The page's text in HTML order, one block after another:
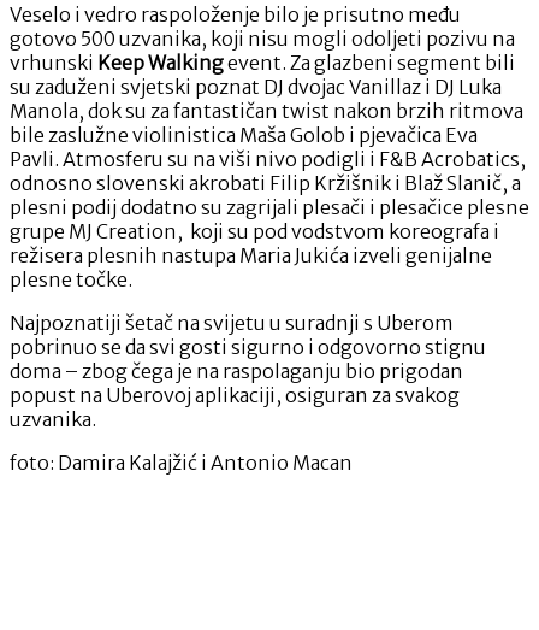
Veselo i vedro raspoloženje bilo je prisutno među
gotovo 500 uzvanika, koji nisu mogli odoljeti pozivu na
vrhunski Keep Walkingevent. Za glazbeni segment bili
su zaduženi svjetski poznat DJ dvojac Vanillaz i DJ Luka
Manola, dok su za fantastičan twist nakon brzih ritmova
bile zaslužne violinistica Maša Golob i pjevačica Eva
Pavli. Atmosferu su na viši nivo podigli i F&B Acrobatics,
odnosno slovenski akrobati Filip Kržišnik i Blaž Slanič, a
plesni podij dodatno su zagrijali plesači i plesačice plesne
grupe MJ Creation, koji su pod vodstvom koreografa i
režisera plesnih nastupa Maria Jukića izveli genijalne
plesne točke.
Najpoznatiji šetač na svijetu u suradnji s Uberom
pobrinuo se da svi gosti sigurno i odgovorno stignu
doma – zbog čega je na raspolaganju bio prigodan
popust na Uberovoj aplikaciji, osiguran za svakog
uzvanika.
foto: Damira Kalajžić i Antonio Macan